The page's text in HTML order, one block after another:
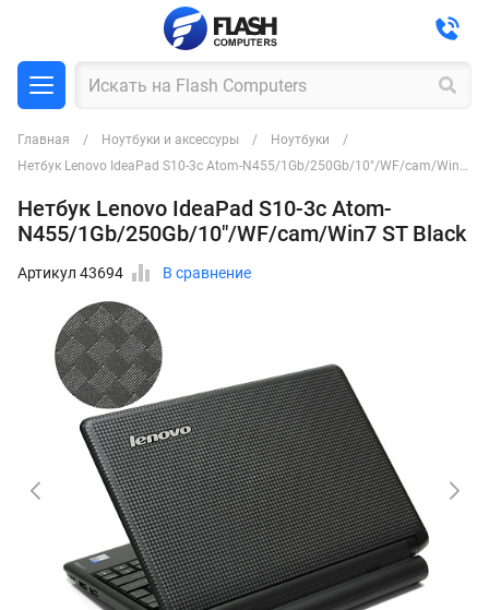
Главная Ноутбуки и аксессуры
Ноутбуки
Нетбук Lenovo IdeaPad S10-3c Atom-N455/1Gb/250Gb/10"/WF/cam/Win7 ST Black
Нетбук Lenovo IdeaPad S10-3c Atom-
N455/1Gb/250Gb/10"/WF/cam/Win7 ST Black
Артикул 43694 В сравнение